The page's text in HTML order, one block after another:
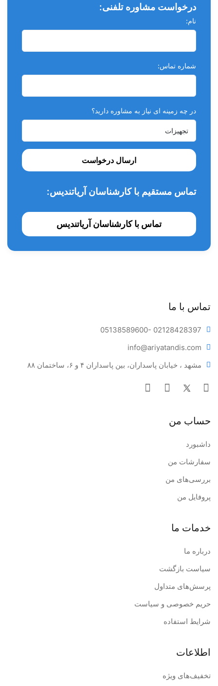
درخواست مشاوره تلفنی:
نام:
شماره تماس:
در چه زمینه ای نیاز به مشاوره دارید؟
ارسال درخواست
تماس مستقیم با کارشناسان آریاتندیس:
تماس با کارشناسان آریاتندیس
تماس با ما
05138589600- 02128428397
info@ariyatandis.com
مشهد ، خیابان پاسداران، بین پاسداران ۴ و ۶، ساختمان ۸۸
حساب من
داشبورد
سفارشات من
بررسی‌های من
پروفایل من
خدمات ما
درباره ما
سیاست بازگشت
پرسش‌های متداول
حریم خصوصی و سیاست
شرایط استفاده
اطلاعات
تخفیف‌های ویژه